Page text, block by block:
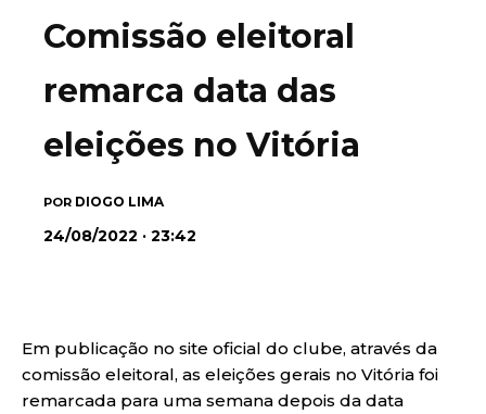
Comissão eleitoral
remarca data das
eleições no Vitória
POR DIOGO LIMA
24/08/2022 · 23:42
Em publicação no site oficial do clube, através da
comissão eleitoral, as eleições gerais no Vitória foi
remarcada para uma semana depois da data